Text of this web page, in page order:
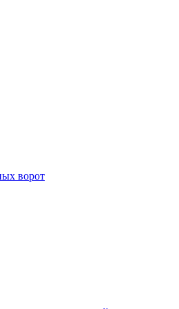
ворот